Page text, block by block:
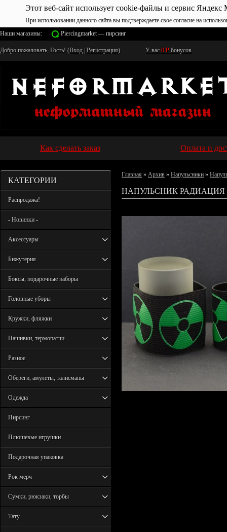
Этот веб-сайт использует cookie-файлы и сервис Яндекс
При использовании данного сайта вы подтверждаете свое согласие на
Наши магазины:
Piercingmarket — пирсинг
Добро пожаловать, Гость! (Вход Регистрация) У вас 0 ₽ бонусов
Как сделать заказ Оплата и
КАТЕГОРИИ
Распродажа!
- Новинки -
Аксессуары
Бижутерия
Боксы, подарочные наборы
Головные уборы
Кружки, фляжки
Нашивки, термопатчи
Разное
Обереги, амулеты, талисманы
Одежда
Пирсинг
Плюшевые игрушки
Подарочная упаковка
Рок мерч
Сумки, рюкзаки, торбы
Тату
Главная » Архив » Напульсники »
НАПУЛЬСНИК РАДИАЦИЯ